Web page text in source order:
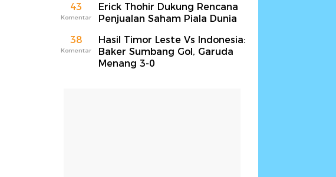
43
Komentar
Erick Thohir Dukung Rencana
Penjualan Saham Piala Dunia
38
Komentar
Hasil Timor Leste Vs Indonesia:
Baker Sumbang Gol, Garuda
Menang 3-0